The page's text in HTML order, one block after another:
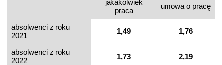
jakakolwiek
praca
umowa o pracę
absolwenci z roku
2021
1,49 1,76
absolwenci z roku
2022
1,73 2,19